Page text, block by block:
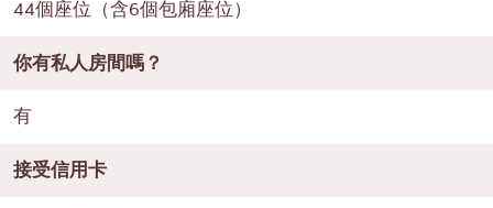
44個座位（含6個包廂座位）
你有私人房間嗎？
有
接受信用卡